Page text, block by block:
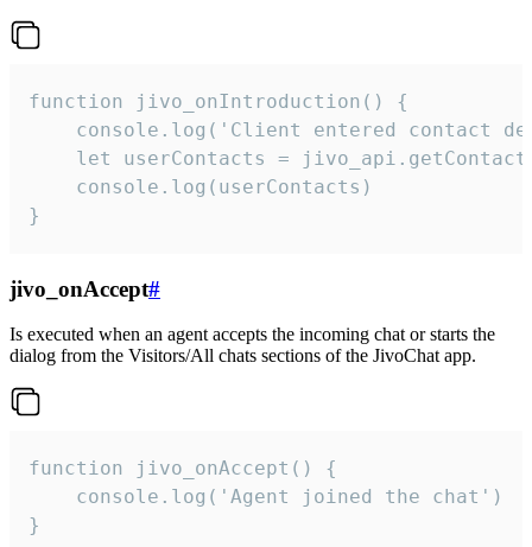
function jivo_onIntroduction() {
console.log('Client entered contact
let userContacts =
    console.log(userContacts)
}
jivo_onAccept#
Is executed when an agent accepts the incoming chat or starts the
dialog from the Visitors/All chats sections of the JivoChat app.
function jivo_onAccept() {
}